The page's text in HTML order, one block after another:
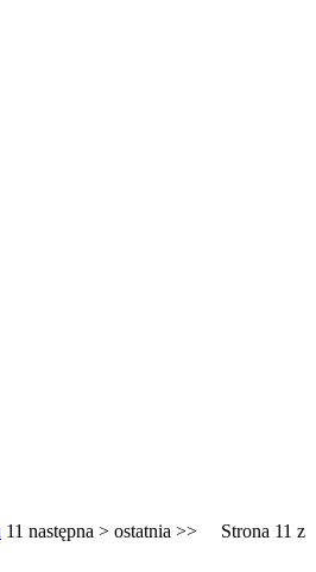
11 następna > ostatnia >>
Strona 11 z